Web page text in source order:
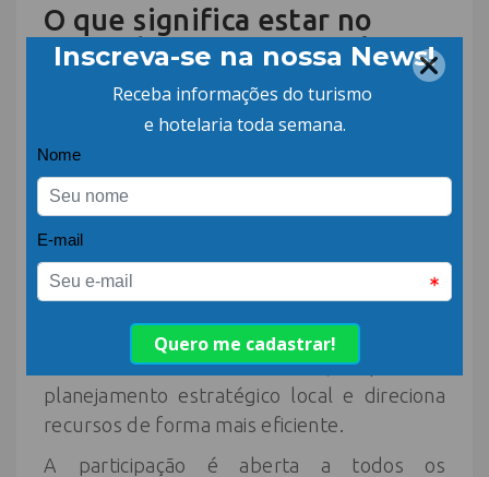
O que significa estar no
Mapa do Turismo Brasileiro
O Mapa do Turismo Brasileiro é um
instrumento que define as áreas prioritárias
para o Ministério do Turismo no
desenvolvimento de políticas públicas. As
cidades são categorizadas para identificar o
desempenho da economia do setor,
facilitando a gestão e a distribuição de
recursos.
O mapa reconhece e classifica o potencial
turístico de cada cidade, apoia o
planejamento estratégico local e direciona
recursos de forma mais eficiente.
A participação é aberta a todos os